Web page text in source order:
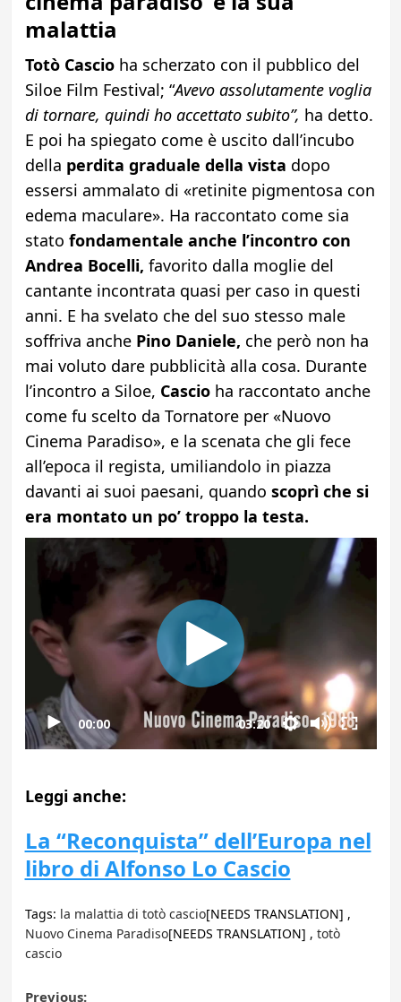
malattia
Totò Cascioha scherzato con il pubblico del
Siloe Film Festival; “Avevo assolutamente voglia
di tornare, quindi ho accettato subito”, ha detto.
E poi ha spiegato come è uscito dall’incubo
della perdita graduale della vista dopo
essersi ammalato di «retinite pigmentosa con
edema maculare». Ha raccontato come sia
stato fondamentale anche l’incontro con
Andrea Bocelli, favorito dalla moglie del
cantante incontrata quasi per caso in questi
anni. E ha svelato che del suo stesso male
soffriva anchePino Daniele, che però non ha
mai voluto dare pubblicità alla cosa. Durante
l’incontro a Siloe, Cascioha raccontato anche
come fu scelto da Tornatore per «Nuovo
Cinema Paradiso», e la scenata che gli fece
all’epoca il regista, umiliandolo in piazza
davanti ai suoi paesani, quando scoprì che si
era montato un po’ troppo la testa.
00:00 03:20
Leggi anche:
La “Reconquista” dell’Europa nel
libro di Alfonso Lo Cascio
Tags: la malattia di totò cascio[NEEDS TRANSLATION] ,
Nuovo Cinema Paradiso[NEEDS TRANSLATION] , totò
cascio
Previous: